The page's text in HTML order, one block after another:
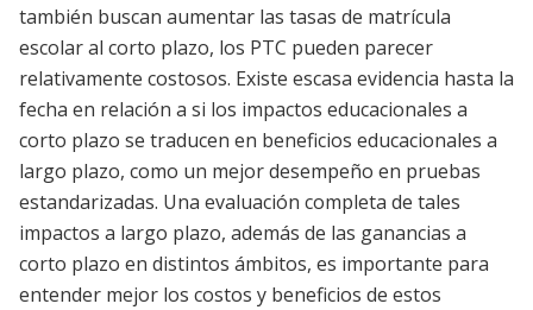
también buscan aumentar las tasas de matrícula
escolar al corto plazo, los PTC pueden parecer
relativamente costosos. Existe escasa evidencia hasta la
fecha en relación a si los impactos educacionales a
corto plazo se traducen en beneficios educacionales a
largo plazo, como un mejor desempeño en pruebas
estandarizadas. Una evaluación completa de tales
impactos a largo plazo, además de las ganancias a
corto plazo en distintos ámbitos, es importante para
entender mejor los costos y beneficios de estos